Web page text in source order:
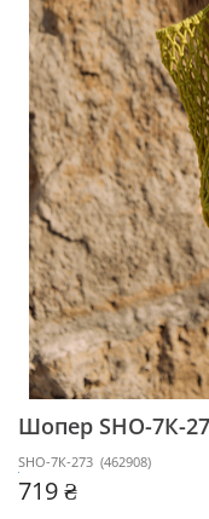
Шопер SHO-7К-
SHO-7К-273 (462908)
719 ₴